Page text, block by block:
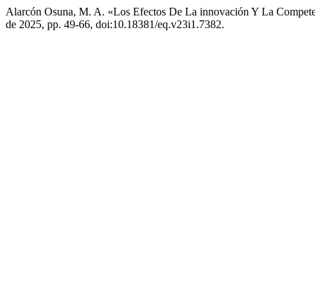
Alarcón Osuna, M. A. «Los Efectos De La innovación Y La
de 2025, pp. 49-66, doi:10.18381/eq.v23i1.7382.